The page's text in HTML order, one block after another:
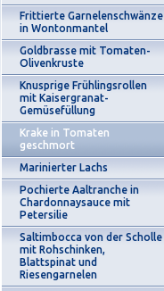
Frittierte Garnelenschwänze
in Wontonmantel
Goldbrasse mit Tomaten-
Olivenkruste
Knusprige Frühlingsrollen
mit Kaisergranat-
Gemüsefüllung
Krake in Tomaten
geschmort
Marinierter Lachs
Pochierte Aaltranche in
Chardonnaysauce mit
Petersilie
Saltimbocca von der Scholle
mit Rohschinken,
Blattspinat und
Riesengarnelen